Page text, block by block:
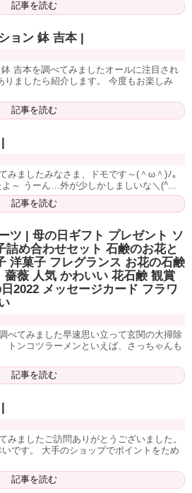
記事を読む
ョン 鉢 吉本 |
吉本を調べてみましたオールに注目され
りましたら紹介します。 今度もお楽しみ
記事を読む
みましたみなさま、ドモです～(＾ω＾)ﾉ。
～ うーん…外が少しかしましいな＼(^...
記事を読む
ツ | 母の日ギフト プレゼント ソ
詰め合わせセット 石鹸のお花と
洋菓子 フレグランス お花の石鹸
薇 人気 かわいい 花石鹸 観賞
2022 メッセージカード フラワ
べてみました早速思い立って玄関の大掃除
トンコツラーメンといえば、さっちゃんも
記事を読む
みましたご訪問ありがとうございました。
です。 大手のショップでポイントをため
記事を読む